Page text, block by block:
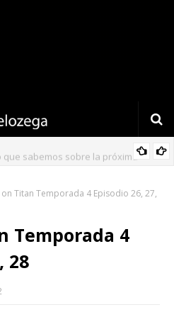
Titan Temporada 4 Episodio 26, 27,
Temporada 4
28